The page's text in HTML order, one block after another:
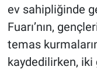
ev sahipliğinde
Fuarı’nın,
temas
kaydedilirken, iki